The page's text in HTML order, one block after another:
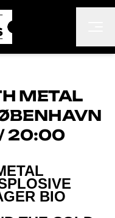
METAL
/ 20:00
BIO